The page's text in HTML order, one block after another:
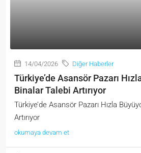
14/04/2026 Diğer Haberler
Türkiye’de Asansör Pazarı
Binalar Talebi Artırıyor
Türkiye’de Asansör Pazarı Hızla
Artırıyor
okumaya devam et